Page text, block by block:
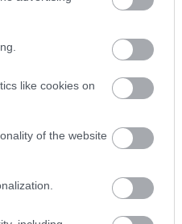
like cookies on
of the website
és Wesley nem tudta,
róla.
venni. Christie
fel.